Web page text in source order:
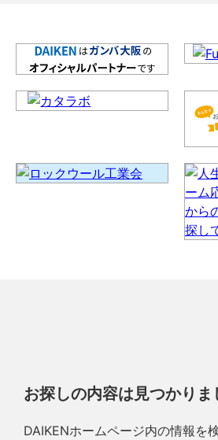
お探しの内容は見つかりま
DAIKENホームページ内の情報を